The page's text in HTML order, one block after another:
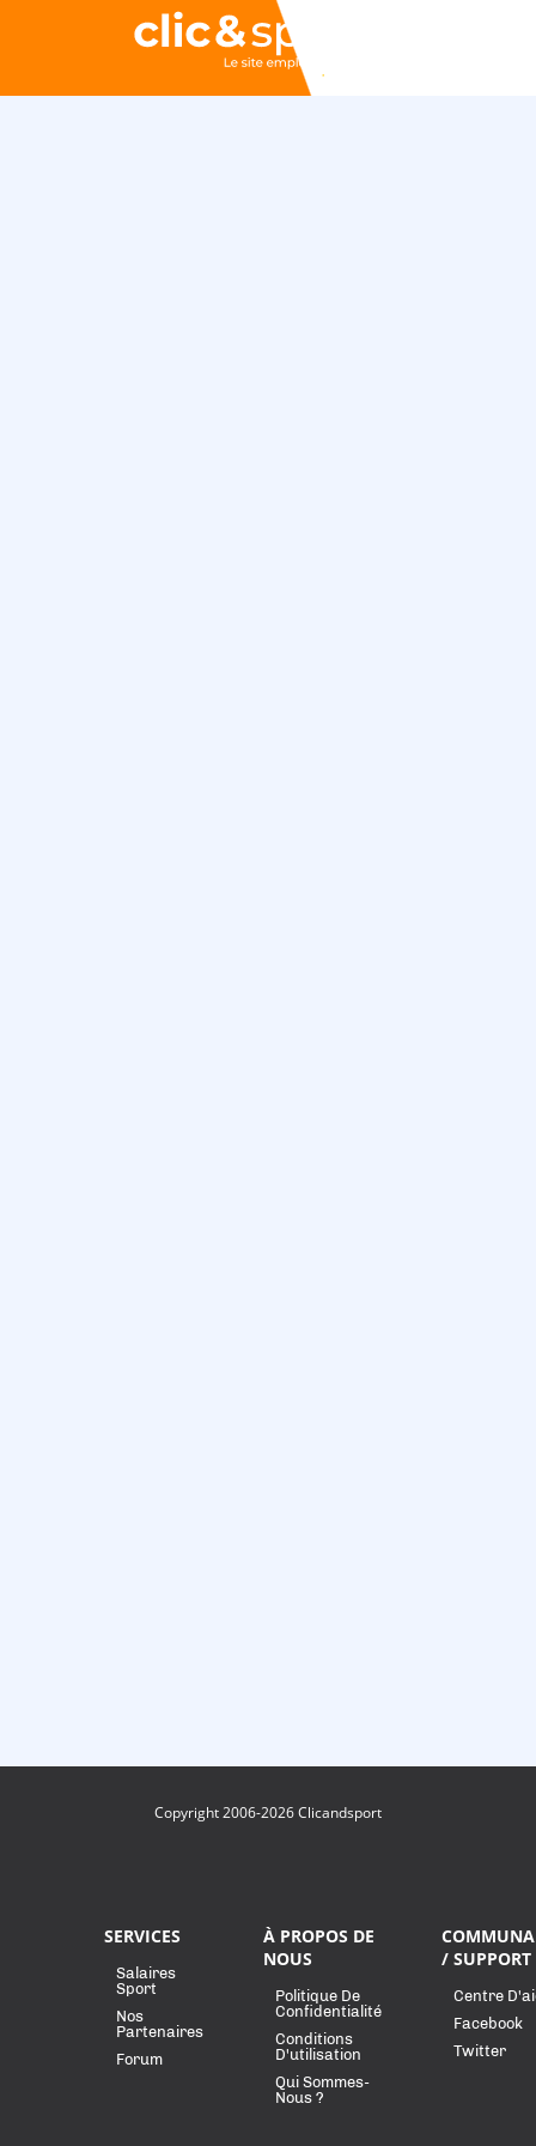
Copyright 2006-2026 Clicandsport
SERVICES
Salaires
Sport
Nos
Partenaires
Forum
À PROPOS DE
NOUS
Politique De
Confidentialité
Conditions
D'utilisation
Qui Sommes-
Nous ?
/ SUPPORT
Centre
Facebook
Twitter